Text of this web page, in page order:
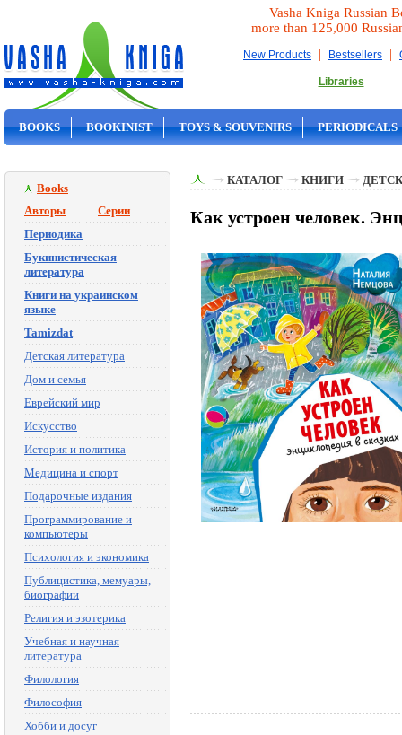
Vasha Kniga Russian
more than 125,000
New Products | Bestsellers |
Libraries
BOOKS BOOKINIST TOYS & SOUVENIRS PERIODICALS
Books
Авторы
Серии
Периодика
Букинистическая
литература
Книги на украинском
языке
Tamizdat
Детская литература
Дом и семья
Еврейский мир
Искусство
История и политика
Медицина и спорт
Подарочные издания
Программирование и
компьютеры
Психология и экономика
Публицистика, мемуары,
биографии
Религия и эзотерика
Учебная и научная
литература
Филология
Философия
Хобби и досуг
КАТАЛОГ КНИГИ
Как устроен человек.